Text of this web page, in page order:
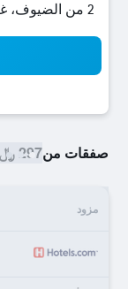
2 من الضيوف، غرفة واحدة
صفقات من297 ﷼
مزود